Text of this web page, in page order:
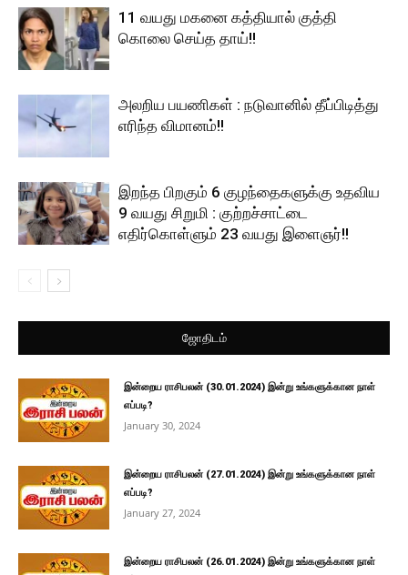
11 வயது மகனை கத்தியால் குத்தி
கொலை செய்த தாய்!!
அலறிய பயணிகள் : நடுவானில் தீப்பிடித்து
எரிந்த விமானம்!!
இறந்த பிறகும் 6 குழந்தைகளுக்கு உதவிய
9 வயது சிறுமி : குற்றச்சாட்டை
எதிர்கொள்ளும் 23 வயது இளைஞர்!!
ஜோதிடம்
இன்றைய ராசிபலன் (30.01.2024) இன்று உங்களுக்கான நாள்
எப்படி?
January 30, 2024
இன்றைய ராசிபலன் (27.01.2024) இன்று உங்களுக்கான நாள்
எப்படி?
January 27, 2024
இன்றைய ராசிபலன் (26.01.2024) இன்று உங்களுக்கான நாள்